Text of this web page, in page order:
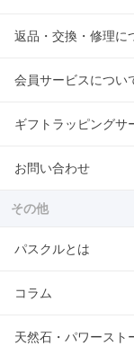
返品・交換・修理に
会員サービスについ
ギフトラッピングサ
お問い合わせ
その他
パスクルとは
コラム
天然石・パワースト